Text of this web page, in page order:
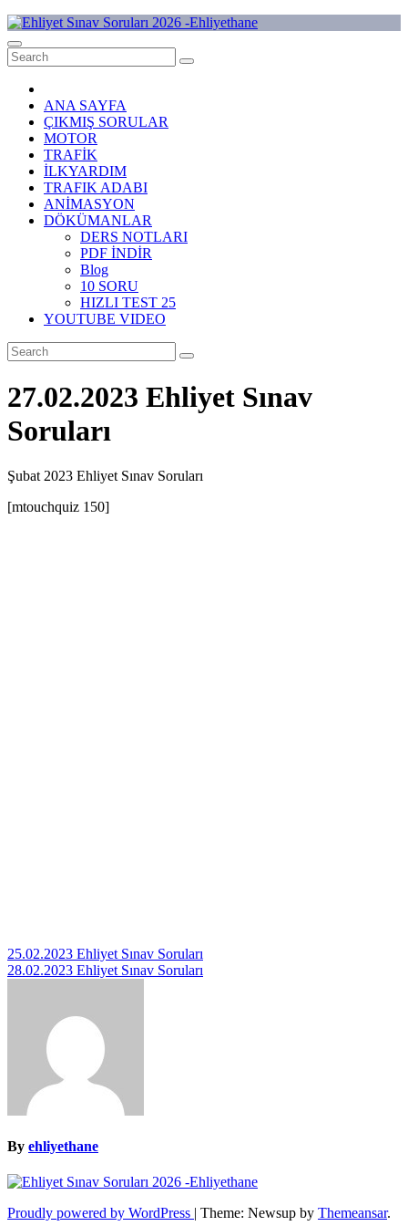
Skip
to
content
Ehliyet Sınav Soruları 2026 -Ehliyethane
ANA SAYFA
ÇIKMIŞ SORULAR
MOTOR
TRAFİK
İLKYARDIM
TRAFIK ADABI
ANİMASYON
DÖKÜMANLAR
DERS NOTLARI
PDF İNDİR
Blog
10 SORU
HIZLI TEST 25
YOUTUBE VIDEO
27.02.2023 Ehliyet Sınav
Soruları
Şubat 2023 Ehliyet Sınav Soruları
[mtouchquiz 150]
Yazı
gezinmesi
25.02.2023 Ehliyet Sınav Soruları
28.02.2023 Ehliyet Sınav Soruları
By ehliyethane
Proudly powered by WordPress | Theme: Newsup by Themeansar.